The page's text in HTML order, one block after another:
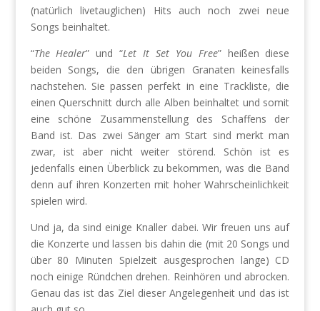
(natürlich livetauglichen) Hits auch noch zwei neue
Songs beinhaltet.
“The Healer” und “Let It Set You Free” heißen diese
beiden Songs, die den übrigen Granaten keinesfalls
nachstehen. Sie passen perfekt in eine Trackliste, die
einen Querschnitt durch alle Alben beinhaltet und somit
eine schöne Zusammenstellung des Schaffens der
Band ist. Das zwei Sänger am Start sind merkt man
zwar, ist aber nicht weiter störend. Schön ist es
jedenfalls einen Überblick zu bekommen, was die Band
denn auf ihren Konzerten mit hoher Wahrscheinlichkeit
spielen wird.
Und ja, da sind einige Knaller dabei. Wir freuen uns auf
die Konzerte und lassen bis dahin die (mit 20 Songs und
über 80 Minuten Spielzeit ausgesprochen lange) CD
noch einige Ründchen drehen. Reinhören und abrocken.
Genau das ist das Ziel dieser Angelegenheit und das ist